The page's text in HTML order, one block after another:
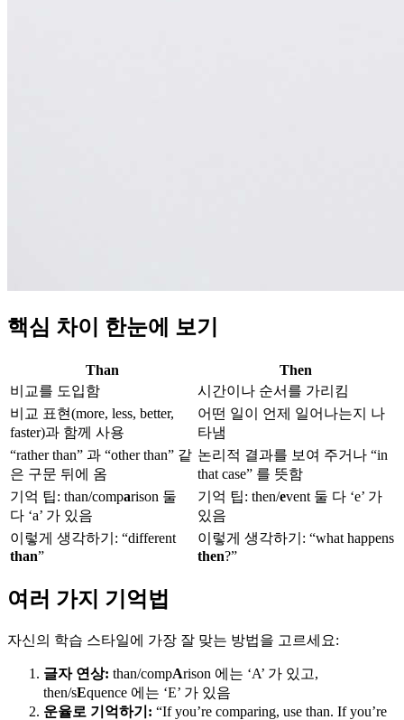
핵심 차이 한눈에 보기
Than
Then
비교를 도입함
시간이나 순서를 가리킴
비교 표현(more, less, better,
faster)과 함께 사용
어떤 일이 언제 일어나는지 나
타냄
“rather than” 과 “other than” 같
은 구문 뒤에 옴
논리적 결과를 보여 주거나 “in
that case” 를 뜻함
기억 팁: than/comparison 둘
다 ‘a’ 가 있음
기억 팁: then/event 둘 다 ‘e’ 가
있음
이렇게 생각하기: “different
than”
이렇게 생각하기: “what happens
then?”
여러 가지 기억법
자신의 학습 스타일에 가장 잘 맞는 방법을 고르세요:
글자 연상: than/compArison 에는 ‘A’ 가 있고,
then/sEquence 에는 ‘E’ 가 있음
운율로 기억하기: “If you’re comparing, use than. If you’re